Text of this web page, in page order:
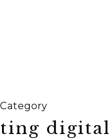
Category
digital